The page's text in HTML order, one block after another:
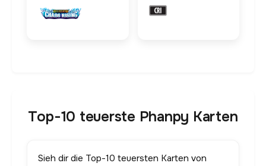
Top-10 teuerste Phanpy Karten
Sieh dir die Top-10 teuersten Karten von